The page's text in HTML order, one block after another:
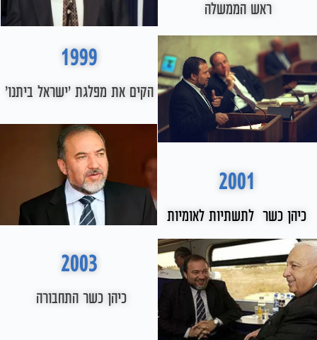
ראש הממשלה
2001
כשר לתשתיות לאומיות
1999
הקים את מפלגת 'ישראל ביתנו'
2003
כיהן כשר התחבורה